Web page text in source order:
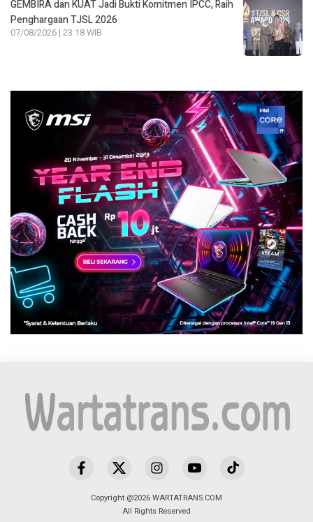
GEMBIRA dan KUAT Jadi Bukti Komitmen IPCC, Raih
Penghargaan TJSL 2026
07/08/2026 | 23:18 WIB
Copyright @2026 WARTATRANS.COM
All Rights Reserved